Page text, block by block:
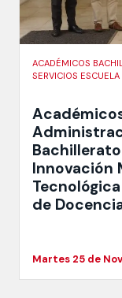
ACADÉMICOS
SERVICIOS
Innovación
de
Martes 25 de